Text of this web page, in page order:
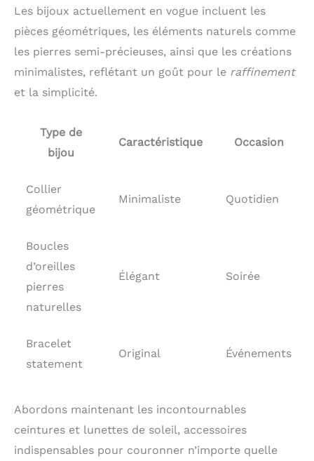
Les bijoux actuellement en vogue incluent les
pièces géométriques, les éléments naturels comme
les pierres semi-précieuses, ainsi que les créations
minimalistes, reflétant un goût pour le raffinement
et la simplicité.
Type de
bijou
Caractéristique Occasion
Collier
géométrique
Minimaliste Quotidien
Boucles
d’oreilles
pierres
naturelles
Élégant Soirée
Bracelet
statement
Original Événements
Abordons maintenant les incontournables
ceintures et lunettes de soleil, accessoires
indispensables pour couronner n’importe quelle